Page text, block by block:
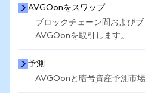
AVGOonをスワップ
ブロックチェーン間および
AVGOonを取引します。
予測
AVGOonと暗号資産予測市場